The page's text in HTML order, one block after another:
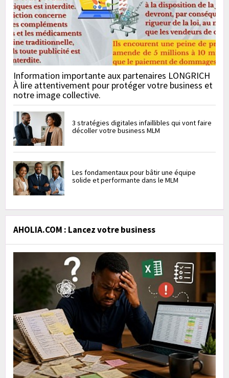
Information importante aux partenaires LONGRICH
À lire attentivement pour protéger votre business et
notre image collective.
3 stratégies digitales infaillibles qui vont faire
décoller votre business MLM
Les fondamentaux pour bâtir une équipe
solide et performante dans le MLM
AHOLIA.COM : Lancez votre business